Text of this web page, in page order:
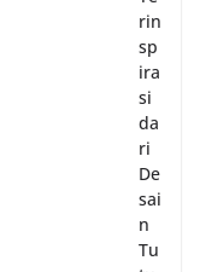
rin
sp
ira
si
da
ri
De
sai
n
Tu